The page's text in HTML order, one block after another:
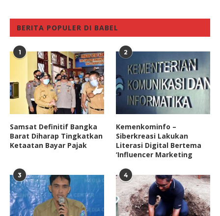
BERITA POPULER DI BABEL
1
Samsat Definitif Bangka
Barat Diharap Tingkatkan
Ketaatan Bayar Pajak
2
Kemenkominfo –
Siberkreasi Lakukan
Literasi Digital Bertema
‘Influencer Marketing
3 4